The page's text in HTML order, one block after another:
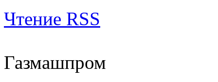
Чтение RSS
Газмашпром